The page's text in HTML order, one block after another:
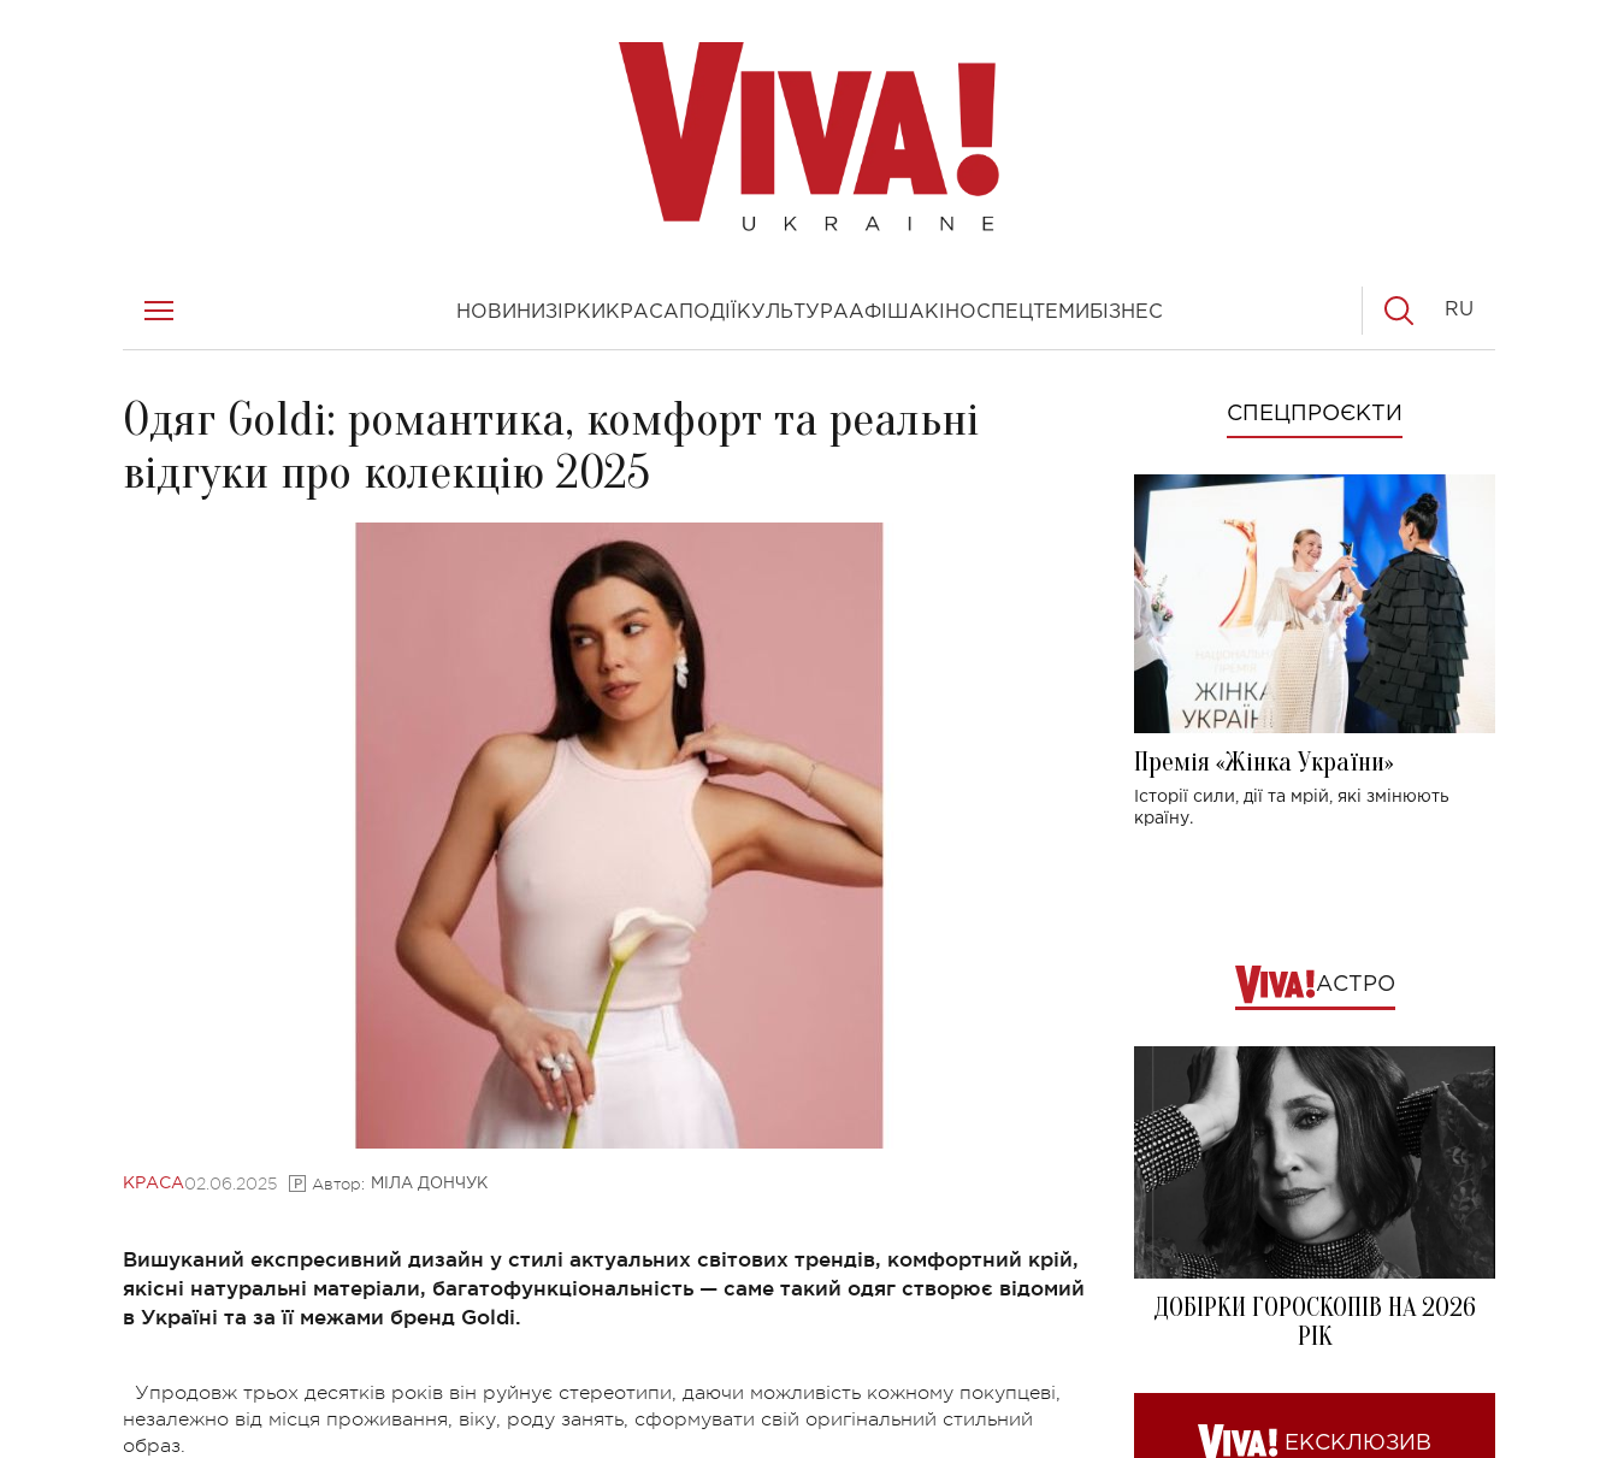
НОВИНИ ЗІРКИ КРАСА ПОДІЇ КУЛЬТУРААФІША КІНОСПЕЦТЕМИ БІЗНЕС RU
Одяг Goldi: романтика, комфорт та реальні
відгуки про колекцію 2025
КРАСА02.06.2025 Автор: МІЛА ДОНЧУК
Вишуканий експресивний дизайн у стилі актуальних світових трендів, комфортний крій,
якісні натуральні матеріали, багатофункціональність — саме такий одяг створює відомий
в Україні та за її межами бренд Goldi.
Упродовж трьох десятків років він руйнує стереотипи, даючи можливість кожному покупцеві,
незалежно від місця проживання, віку, роду занять, сформувати свій оригінальний стильний
образ.
СПЕЦПРОЄКТИ
Премія «Жінка України»
Історії сили, дії та мрій, які змінюють
країну.
АСТРО
ДОБІРКИ ГОРОСКОПІВ НА 2026
РІК
ЕКСКЛЮЗИВ